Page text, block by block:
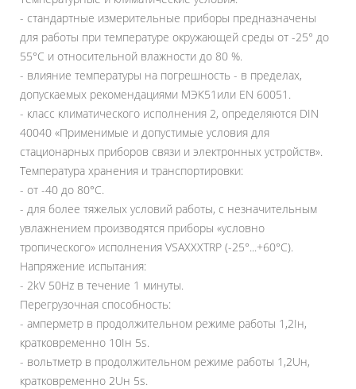
- стандартные измерительные приборы предназначены
для работы при температуре окружающей среды от -25° до
55°C и относительной влажности до 80 %.
- влияние температуры на погрешность - в пределах,
допускаемых рекомендациями МЭК51или EN 60051.
- класс климатического исполнения 2, определяются DIN
40040 «‎Применимые и допустимые условия для
стационарных приборов связи и электронных устройств»‎.
Температура хранения и транспортировки:
- от -40 до 80°C.
- для более тяжелых условий работы, с незначительным
увлажнением производятся приборы «‎условно
тропического»‎ исполнения VSAXXXTRP (-25°...+60°C).
Напряжение испытания:
- 2kV 50Hz в течение 1 минуты.
Перегрузочная способность:
- амперметр в продолжительном режиме работы 1,2Iн,
кратковременно 10Iн 5s.
- вольтметр в продолжительном режиме работы 1,2Uн,
кратковременно 2Uн 5s.